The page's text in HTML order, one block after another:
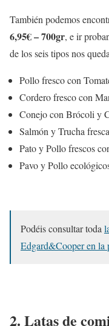
También podemos
6,95€ – 700gr, e ir
de los seis tipos nos
Pollo fresco con
Cordero fresco con
Conejo con Brócoli y
Salmón y Trucha
Pato y Pollo frescos
Pavo y Pollo
Podéis consultar toda
Edgard&Cooper en la
2. Latas de